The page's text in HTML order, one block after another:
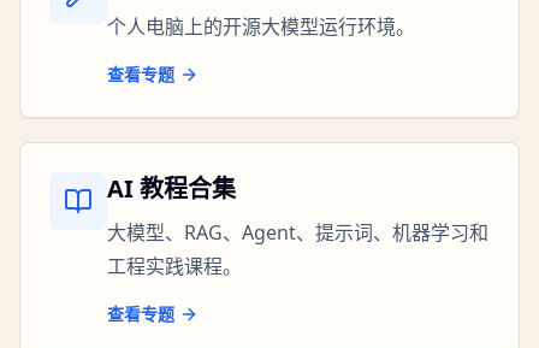
个人电脑上的开源大模型运行环境。
查看专题
AI 教程合集
大模型、RAG、Agent、提示词、机器学习和
工程实践课程。
查看专题